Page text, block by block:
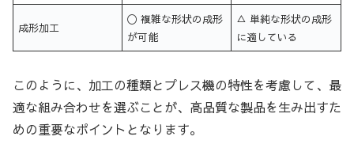
成形加工
〇 複雑な形状の成形
が可能
△ 単純な形状の成形
に適している
このように、加工の種類とプレス機の特性を考慮して、最
適な組み合わせを選ぶことが、高品質な製品を生み出すた
めの重要なポイントとなります。